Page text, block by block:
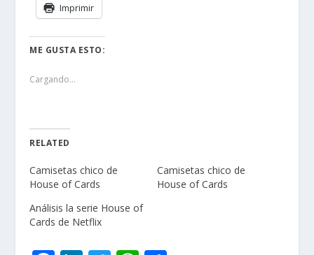
Imprimir
ME GUSTA ESTO:
Cargando...
RELATED
Camisetas chico de
House of Cards
Camisetas chico de
House of Cards
Análisis la serie House of
Cards de Netflix